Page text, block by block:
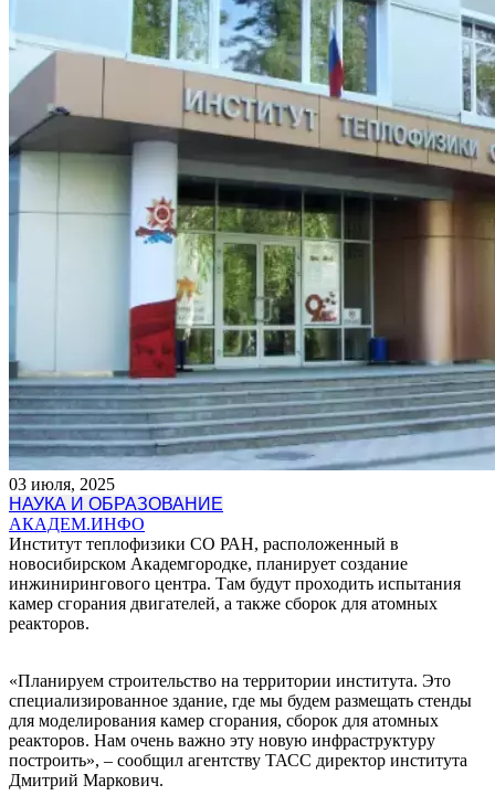
03 июля, 2025
НАУКА И ОБРАЗОВАНИЕ
АКАДЕМ.ИНФО
Институт теплофизики СО РАН, расположенный в
новосибирском Академгородке, планирует создание
инжинирингового центра. Там будут проходить испытания
камер сгорания двигателей, а также сборок для атомных
реакторов.
«Планируем строительство на территории института. Это
специализированное здание, где мы будем размещать стенды
для моделирования камер сгорания, сборок для атомных
реакторов. Нам очень важно эту новую инфраструктуру
построить», – сообщил агентству ТАСС директор института
Дмитрий Маркович.